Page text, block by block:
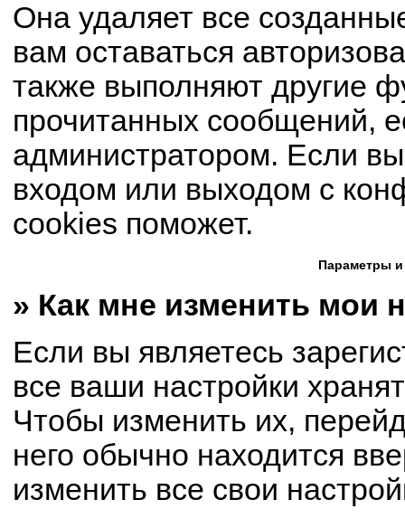
Она удаляет все
вам оставаться
также выполняют другие
прочитанных сообщений,
администратором. Если
входом или выходом с
cookies поможет.
Параметры и
» Как мне изменить мои
Если вы являетесь
все ваши настройки
Чтобы изменить их,
него обычно находится
изменить все свои